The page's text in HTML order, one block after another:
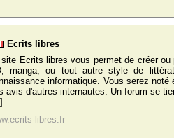
Ecrits libres
site Ecrits libres vous permet de créer
manga, ou tout autre style de
informatique. Vous serez noté
avis d'autres internautes. Un forum se
libres.fr